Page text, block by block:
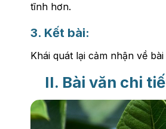
tĩnh hơn.
3. Kết bài:
Khái quát lại cảm nhận về
II. Bài văn chi